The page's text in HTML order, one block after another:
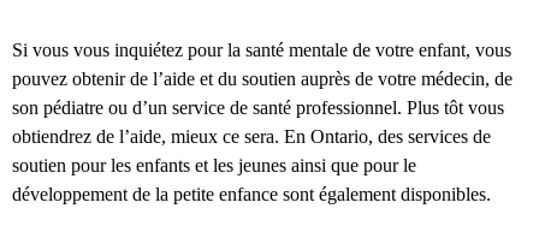
Si vous vous inquiétez pour la santé mentale de votre enfant, vous
pouvez obtenir de l’aide et du soutien auprès de votre médecin, de
son pédiatre ou d’un service de santé professionnel. Plus tôt vous
obtiendrez de l’aide, mieux ce sera. En Ontario, des services de
soutien pour les enfants et les jeunes ainsi que pour le
développement de la petite enfance sont également disponibles.